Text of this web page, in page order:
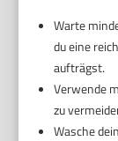
Warte
du eine
aufträgst.
Verwende
zu
Wasche